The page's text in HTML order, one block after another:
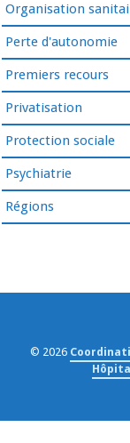
Organisation
Perte d'autonomie
Premiers recours
Privatisation
Protection sociale
Psychiatrie
Régions
© 2026